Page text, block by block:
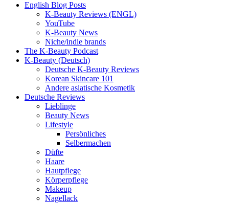
English Blog Posts
K-Beauty Reviews (ENGL)
YouTube
K-Beauty News
Niche/indie brands
The K-Beauty Podcast
K-Beauty (Deutsch)
Deutsche K-Beauty Reviews
Korean Skincare 101
Andere asiatische Kosmetik
Deutsche Reviews
Lieblinge
Beauty News
Lifestyle
Persönliches
Selbermachen
Düfte
Haare
Hautpflege
Körperpflege
Makeup
Nagellack